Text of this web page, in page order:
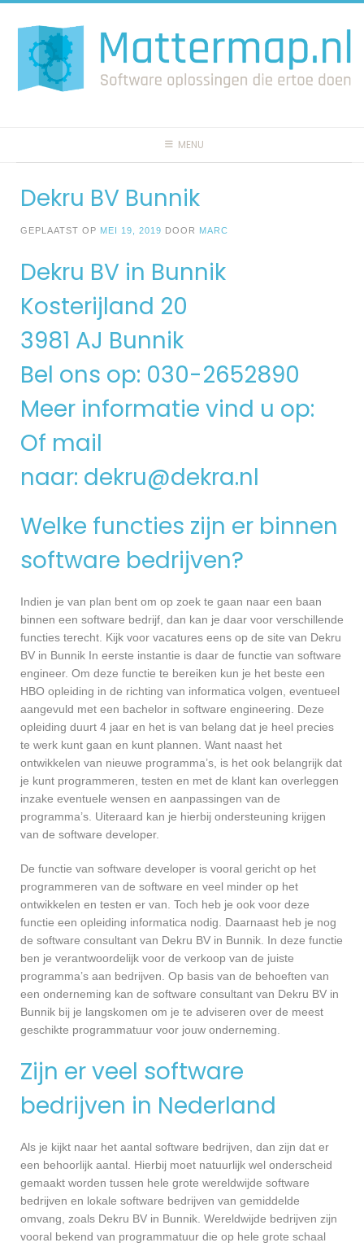
naar
inhoud
MENU
Dekru BV Bunnik
GEPLAATST OP MEI 19, 2019 DOOR MARC
Dekru BV in Bunnik
Kosterijland 20
3981 AJ Bunnik
Bel ons op: 030-2652890
Meer informatie vind u op:
Of mail
naar: dekru@dekra.nl
Welke functies zijn er binnen
software bedrijven?
Indien je van plan bent om op zoek te gaan naar een baan
binnen een software bedrijf, dan kan je daar voor verschillende
functies terecht. Kijk voor vacatures eens op de site van Dekru
BV in Bunnik In eerste instantie is daar de functie van software
engineer. Om deze functie te bereiken kun je het beste een
HBO opleiding in de richting van informatica volgen, eventueel
aangevuld met een bachelor in software engineering. Deze
opleiding duurt 4 jaar en het is van belang dat je heel precies
te werk kunt gaan en kunt plannen. Want naast het
ontwikkelen van nieuwe programma’s, is het ook belangrijk dat
je kunt programmeren, testen en met de klant kan overleggen
inzake eventuele wensen en aanpassingen van de
programma’s. Uiteraard kan je hierbij ondersteuning krijgen
van de software developer.
De functie van software developer is vooral gericht op het
programmeren van de software en veel minder op het
ontwikkelen en testen er van. Toch heb je ook voor deze
functie een opleiding informatica nodig. Daarnaast heb je nog
de software consultant van Dekru BV in Bunnik. In deze functie
ben je verantwoordelijk voor de verkoop van de juiste
programma’s aan bedrijven. Op basis van de behoeften van
een onderneming kan de software consultant van Dekru BV in
Bunnik bij je langskomen om je te adviseren over de meest
geschikte programmatuur voor jouw onderneming.
Zijn er veel software
bedrijven in Nederland
Als je kijkt naar het aantal software bedrijven, dan zijn dat er
een behoorlijk aantal. Hierbij moet natuurlijk wel onderscheid
gemaakt worden tussen hele grote wereldwijde software
bedrijven en lokale software bedrijven van gemiddelde
omvang, zoals Dekru BV in Bunnik. Wereldwijde bedrijven zijn
vooral bekend van programmatuur die op hele grote schaal